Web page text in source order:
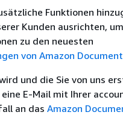
Funktionen
Kunden ausrichten,
zu den neuesten
von Amazon
und die Sie von uns
E-Mail mit Ihrer
an das Amazon